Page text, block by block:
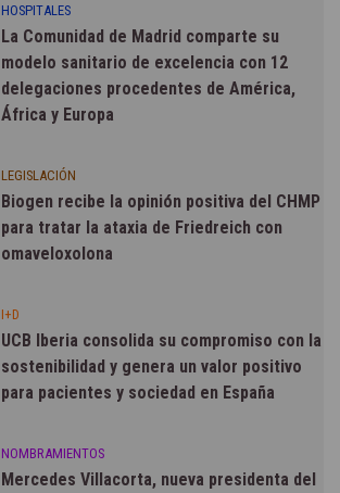
HOSPITALES
La Comunidad de Madrid comparte su
modelo sanitario de excelencia con 12
delegaciones procedentes de América,
África y Europa
LEGISLACIÓN
Biogen recibe la opinión positiva del CHMP
para tratar la ataxia de Friedreich con
omaveloxolona
I+D
UCB Iberia consolida su compromiso con la
sostenibilidad y genera un valor positivo
para pacientes y sociedad en España
NOMBRAMIENTOS
Mercedes Villacorta, nueva presidenta del